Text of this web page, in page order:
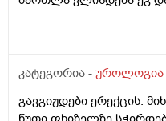
კატეგორია - უროლოგია
გავგიჟდები ერექცის.